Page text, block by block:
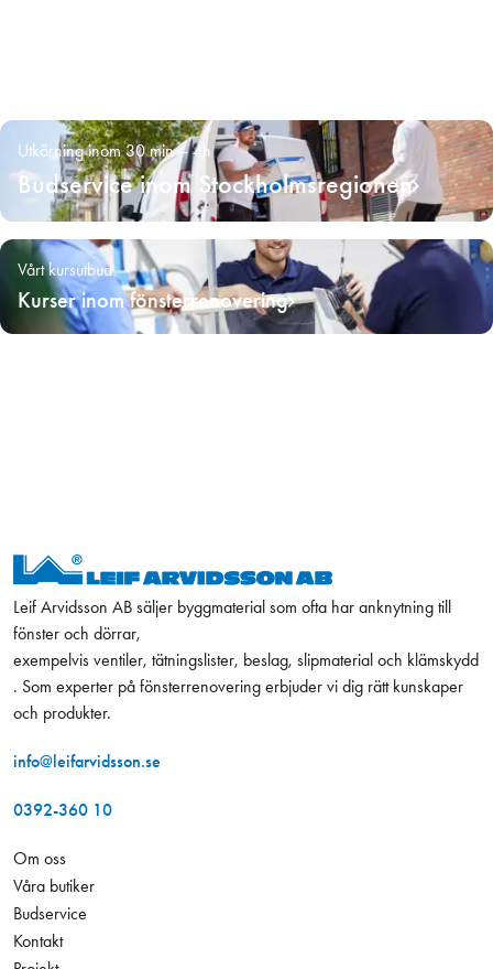
Utkörning inom 30 min – 4h
Budservice inom Stockholmsregionen
Vårt kursutbud
Kurser inom fönsterrenovering
Leif Arvidsson AB säljer byggmaterial som ofta har anknytning till
fönster och dörrar,
exempelvis ventiler, tätningslister, beslag, slipmaterial och klämskydd
. Som experter på fönsterrenovering erbjuder vi dig rätt kunskaper
och produkter.
info@leifarvidsson.se
0392-360 10
Om oss
Våra butiker
Budservice
Kontakt